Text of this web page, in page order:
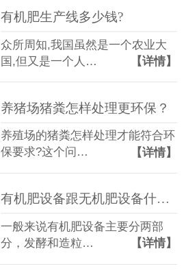
有机肥生产线多少钱?
众所周知,我国虽然是一个农业大
国,但又是一个人…
【详情】
养猪场猪粪怎样处理更环保？
养殖场的猪粪怎样处理才能符合环
保要求?这个问…
【详情】
有机肥设备跟无机肥设备什么区别？
一般来说有机肥设备主要分两部
分，发酵和造粒…
【详情】